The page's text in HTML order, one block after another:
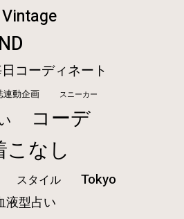
Vintage
コーディネート
連動企画 スニーカー
コーデ
こなし
スタイル Tokyo
液型占い